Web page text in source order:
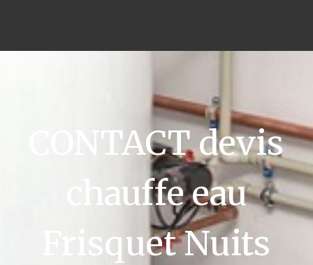
CONTACT devis
chauffe eau
Frisquet Nuits